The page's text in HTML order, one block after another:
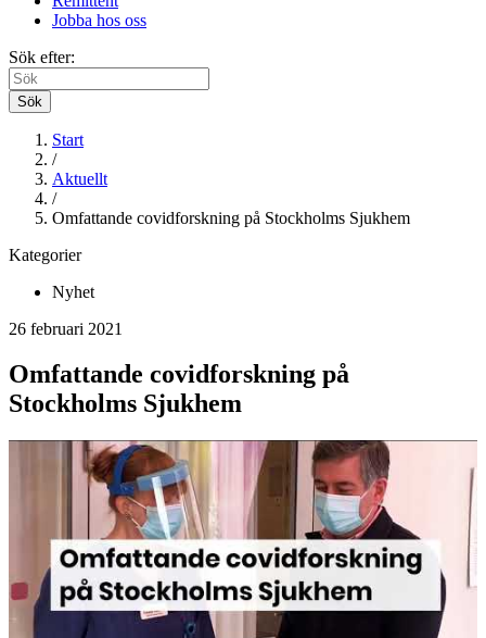
Jobba hos oss
Sök efter:
Sök
Start
/
Aktuellt
/
Omfattande covidforskning på Stockholms Sjukhem
Kategorier
Nyhet
26 februari 2021
Omfattande covidforskning på
Stockholms Sjukhem